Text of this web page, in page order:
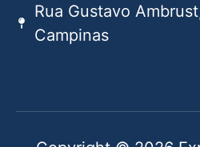
Rua Gustavo
Campinas